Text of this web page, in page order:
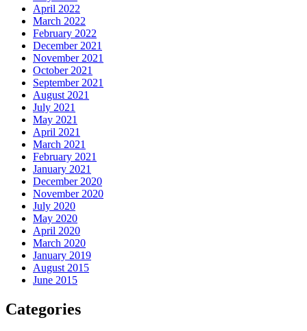
April 2022
March 2022
February 2022
December 2021
November 2021
October 2021
September 2021
August 2021
July 2021
May 2021
April 2021
March 2021
February 2021
January 2021
December 2020
November 2020
July 2020
May 2020
April 2020
March 2020
January 2019
August 2015
June 2015
Categories